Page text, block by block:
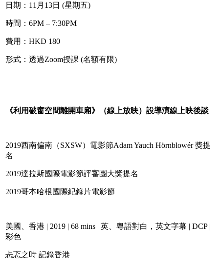
日期：11月13日 (星期五)
時間：6PM – 7:30PM
費用：HKD 180
形式：透過Zoom授課 (名額有限)
《利用破窗空間離開車廂》（線上放映）設導演線上映後談
2019西南偏南（SXSW）電影節Adam Yauch Hörnblowér 獎提
名
2019達拉斯國際電影節評審團大獎提名
2019哥本哈根國際紀錄片電影節
美國、香港 | 2019 | 68 mins | 英、粵語對白，英文字幕 | DCP |
彩色
忐忑之時 記錄香港